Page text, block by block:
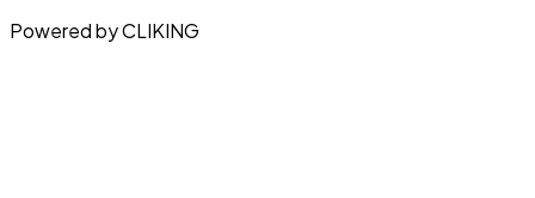
Powered by CLIKING